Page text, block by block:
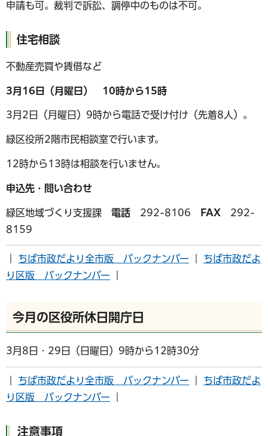
申請も可。裁判で訴訟、調停中のものは不可。
住宅相談
不動産売買や賃借など
3月16日（月曜日） 10時から15時
3月2日（月曜日）9時から電話で受け付け（先着8人）。
緑区役所2階市民相談室で行います。
12時から13時は相談を行いません。
申込先・問い合わせ
緑区地域づくり支援課 電話 292-8106 FAX 292-
8159
ちば市政だより全市版 バックナンバー
ちば市政だよ
り区版 バックナンバー
今月の区役所休日開庁日
3月8日・29日（日曜日）9時から12時30分
ちば市政だより全市版 バックナンバー
ちば市政だよ
り区版 バックナンバー
注意事項